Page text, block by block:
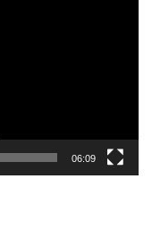
06:09